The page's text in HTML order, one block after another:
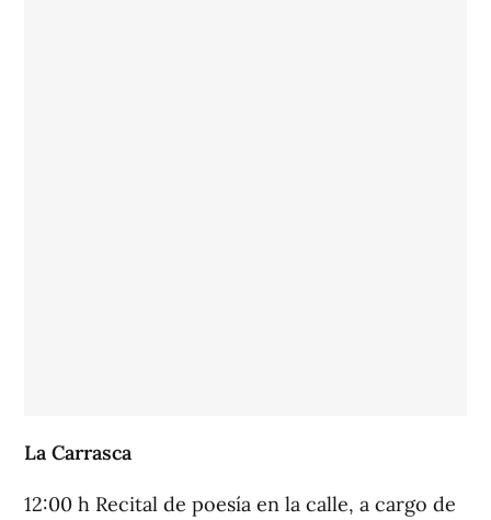
La Carrasca
12:00 h Recital de poesía en la calle, a cargo de